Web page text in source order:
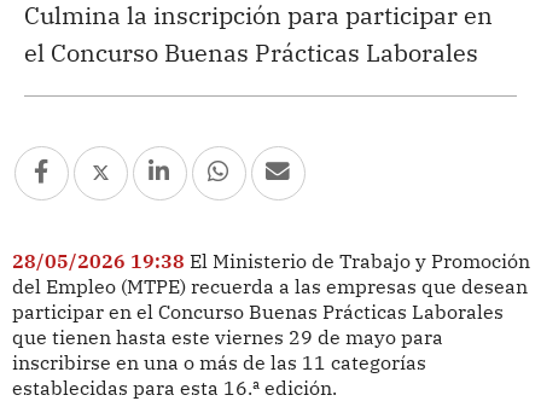
Culmina la inscripción para participar en
el Concurso Buenas Prácticas Laborales
28/05/2026 19:38 El Ministerio de Trabajo y Promoción
del Empleo (MTPE) recuerda a las empresas que desean
participar en el Concurso Buenas Prácticas Laborales
que tienen hasta este viernes 29 de mayo para
inscribirse en una o más de las 11 categorías
establecidas para esta 16.ª edición.